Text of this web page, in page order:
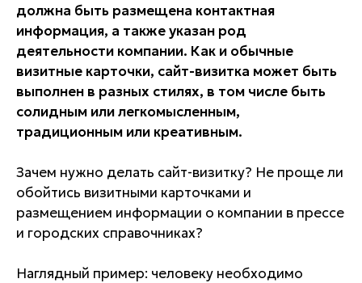
должна быть размещена контактная
информация, а также указан род
деятельности компании. Как и обычные
визитные карточки, сайт-визитка может быть
выполнен в разных стилях, в том числе быть
солидным или легкомысленным,
традиционным или креативным.
Зачем нужно делать сайт-визитку? Не проще ли
обойтись визитными карточками и
размещением информации о компании в прессе
и городских справочниках?
Наглядный пример: человеку необходимо